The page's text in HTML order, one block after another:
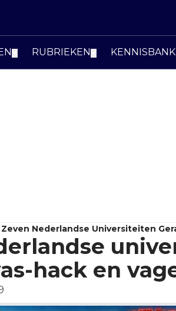
RUBRIEKEN KENNISBANK
Zeven Nederlandse Universiteiten
hack en